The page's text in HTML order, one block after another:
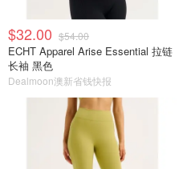
$32.00 $54.00
ECHT Apparel Arise Essential 拉链
长袖 黑色
Dealmoon澳新省钱快报